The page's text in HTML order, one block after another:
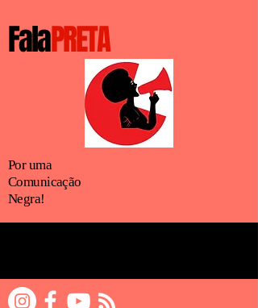
FalaPRETA
Por uma
Comunicação
Negra!